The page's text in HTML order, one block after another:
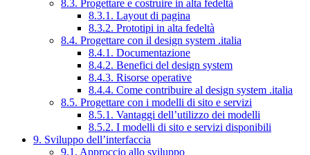
8.3. Progettare e costruire in alta fedeltà
8.3.1. Layout di pagina
8.3.2. Prototipi in alta fedeltà
8.4. Progettare con il design system .italia
8.4.1. Documentazione
8.4.2. Benefici del design system
8.4.3. Risorse operative
8.4.4. Come contribuire al design system .italia
8.5. Progettare con i modelli di sito e servizi
8.5.1. Vantaggi dell’utilizzo dei modelli
8.5.2. I modelli di sito e servizi disponibili
9. Sviluppo dell’interfaccia
9.1. Approccio allo sviluppo